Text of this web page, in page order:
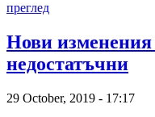
преглед
Нови
недостатъчни
29 October, 2019 - 17:17